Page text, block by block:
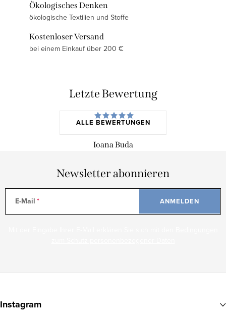
Ökologisches Denken
ökologische Textilien und Stoffe
Kostenloser Versand
bei einem Einkauf über 200 €
Letzte Bewertung
ALLE BEWERTUNGEN
Ioana Buda
Newsletter abonnieren
E-Mail ANMELDEN
uInstagram